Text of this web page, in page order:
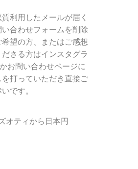
利用したメールが届く
合わせフォームを削除
望の方、またはご感想
さる方はインスタグラ
お問い合わせページに
打っていただき直接ご
です。
オティから日本円